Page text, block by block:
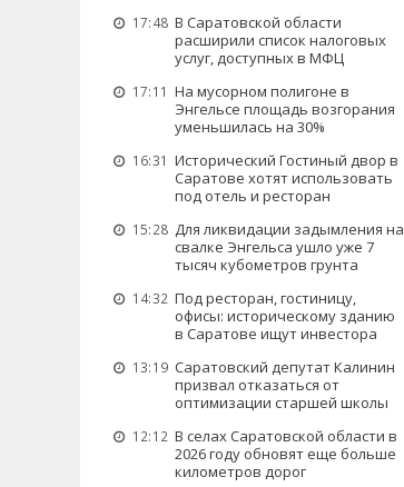
17:48 В Саратовской области
расширили список налоговых
услуг, доступных в МФЦ
17:11 На мусорном полигоне в
Энгельсе площадь возгорания
уменьшилась на 30%
16:31 Исторический Гостиный двор в
Саратове хотят использовать
под отель и ресторан
15:28 Для ликвидации задымления на
свалке Энгельса ушло уже 7
тысяч кубометров грунта
14:32 Под ресторан, гостиницу,
офисы: историческому зданию
в Саратове ищут инвестора
13:19 Саратовский депутат Калинин
призвал отказаться от
оптимизации старшей школы
12:12 В селах Саратовской области в
2026 году обновят еще больше
километров дорог